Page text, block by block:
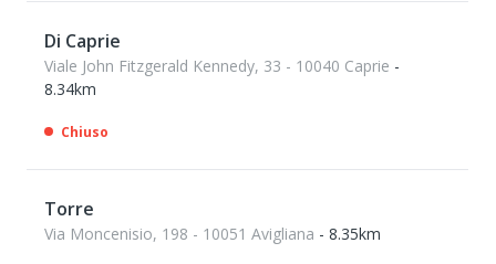
Di Caprie
Viale John Fitzgerald Kennedy, 33 - 10040 Caprie -
8.34km
Chiuso
Torre
Via Moncenisio, 198 - 10051 Avigliana - 8.35km